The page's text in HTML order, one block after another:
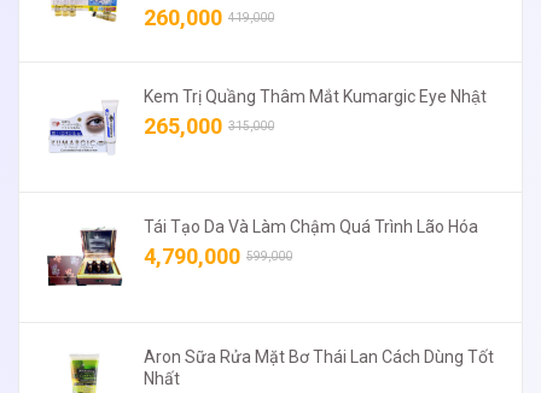
260,000 419,000
Kem Trị Quầng Thâm Mắt Kumargic Eye Nhật
265,000 315,000
Tái Tạo Da Và Làm Chậm Quá Trình Lão Hóa
4,790,000 599,000
Aron Sữa Rửa Mặt Bơ Thái Lan Cách Dùng Tốt
Nhất